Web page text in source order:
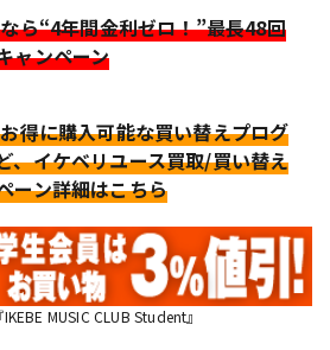
ら“4年間金利ゼロ！”最長48回
ャンペーン
得に購入可能な買い替えプログ
、イケベリユース買取/買い替え
ーン詳細はこちら
MUSIC CLUB Student』